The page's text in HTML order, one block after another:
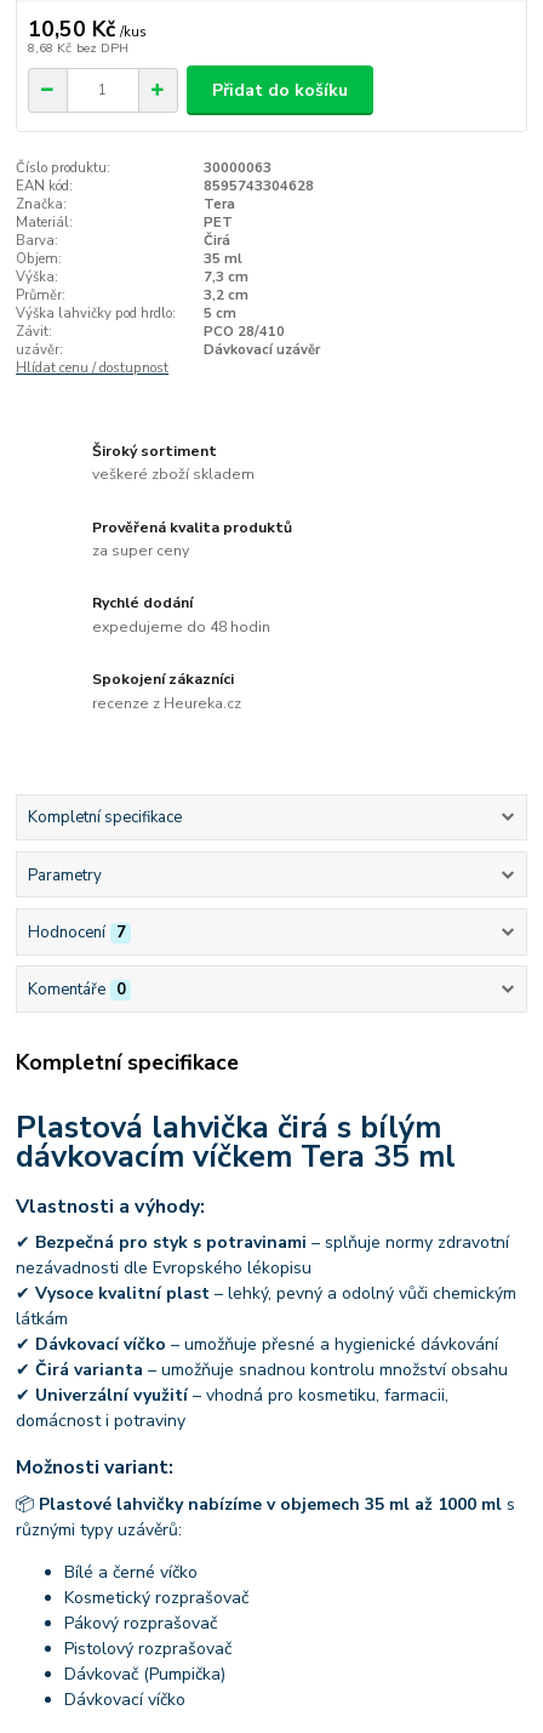
10,50 Kč /kus
8,68 Kč bez DPH
Přidat do košíku
Číslo produktu:
30000063
EAN kód:
8595743304628
Značka:
Tera
Materiál:
PET
Barva:
Čirá
Objem:
35 ml
Výška:
7,3 cm
Průměr:
3,2 cm
Výška lahvičky pod hrdlo:
5 cm
Závit:
PCO 28/410
uzávěr:
Dávkovací uzávěr
Hlídat cenu / dostupnost
Široký sortiment
veškeré zboží skladem
Prověřená kvalita produktů
za super ceny
Rychlé dodání
expedujeme do 48 hodin
Spokojení zákazníci
recenze z Heureka.cz
Kompletní specifikace
Parametry
Hodnocení 7
Komentáře 0
Kompletní specifikace
Plastová lahvička čirá s bílým
dávkovacím víčkem Tera 35 ml
Vlastnosti a výhody:
✔ Bezpečná pro styk s potravinami – splňuje normy zdravotní
nezávadnosti dle Evropského lékopisu
✔Vysoce kvalitní plast – lehký, pevný a odolný vůči chemickým
látkám
✔ Dávkovací víčko – umožňuje přesné a hygienické dávkování
✔Čirá varianta – umožňuje snadnou kontrolu množství obsahu
✔ Univerzální využití– vhodná pro kosmetiku, farmacii,
domácnost i potraviny
Možnosti variant:
📦 Plastové lahvičky nabízíme v objemech 35 ml až 1000 ml s
různými typy uzávěrů:
Bílé a černé víčko
Kosmetický rozprašovač
Pákový rozprašovač
Pistolový rozprašovač
Dávkovač (Pumpička)
Dávkovací víčko